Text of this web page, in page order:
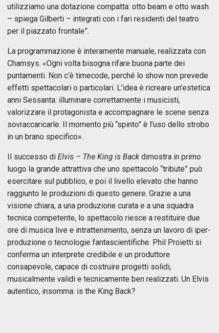
utilizziamo una dotazione compatta: otto beam e otto wash
– spiega Gilberti – integrati con i fari residenti del teatro
per il piazzato frontale”.
La programmazione è interamente manuale, realizzata con
Chamsys. «Ogni volta bisogna rifare buona parte dei
puntamenti. Non c’è timecode, perché lo show non prevede
effetti spettacolari o particolari. L’idea è ricreare un’estetica
anni Sessanta: illuminare correttamente i musicisti,
valorizzare il protagonista e accompagnare le scene senza
sovraccaricarle. Il momento più “spinto” è l’uso dello strobo
in un brano specifico».
Il successo di Elvis – The King is Back dimostra in primo
luogo la grande attrattiva che uno spettacolo “tribute” può
esercitare sul pubblico, e poi il livello elevato che hanno
raggiunto le produzioni di questo genere. Grazie a una
visione chiara, a una produzione curata e a una squadra
tecnica competente, lo spettacolo riesce a restituire due
ore di musica live e intrattenimento, senza un lavoro di iper-
produzione o tecnologie fantascientifiche. Phil Proietti si
conferma un interprete credibile e un produttore
consapevole, capace di costruire progetti solidi,
musicalmente validi e tecnicamente ben realizzati. Un Elvis
autentico, insomma: is the King Back?